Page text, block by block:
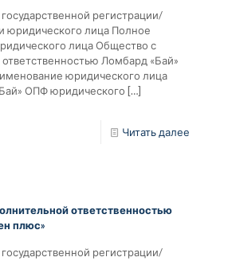
регистрации/
юридического лица Полное
лица Общество с
Ломбард «Бай»
юридического лица
ОПФ юридического […]
Читать далее
ответственностью
плюс»
регистрации/